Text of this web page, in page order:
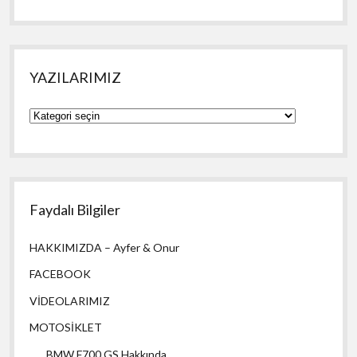
YAZILARIMIZ
YAZILARIMIZ
Faydalı Bilgiler
HAKKIMIZDA – Ayfer & Onur
FACEBOOK
VİDEOLARIMIZ
MOTOSİKLET
BMW F700 GS Hakkında